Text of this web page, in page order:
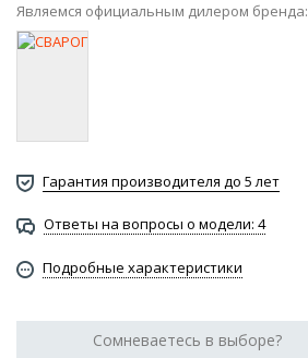
Являемся официальным дилером бренда:
Гарантия производителя до 5 лет
Ответы на вопросы о модели: 4
Подробные характеристики
Сомневаетесь в выборе?